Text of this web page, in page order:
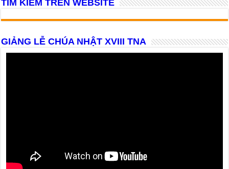
TÌM KIẾM TRÊN WEBSITE
GIẢNG LỄ CHÚA NHẬT XVIII TNA